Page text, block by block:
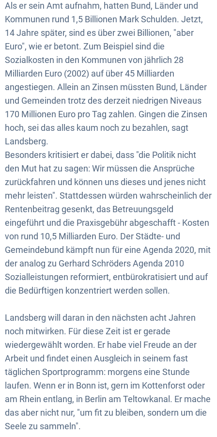
Als er sein Amt aufnahm, hatten Bund, Länder und
Kommunen rund 1,5 Billionen Mark Schulden. Jetzt,
14 Jahre später, sind es über zwei Billionen, "aber
Euro", wie er betont. Zum Beispiel sind die
Sozialkosten in den Kommunen von jährlich 28
Milliarden Euro (2002) auf über 45 Milliarden
angestiegen. Allein an Zinsen müssten Bund, Länder
und Gemeinden trotz des derzeit niedrigen Niveaus
170 Millionen Euro pro Tag zahlen. Gingen die Zinsen
hoch, sei das alles kaum noch zu bezahlen, sagt
Landsberg.
Besonders kritisiert er dabei, dass "die Politik nicht
den Mut hat zu sagen: Wir müssen die Ansprüche
zurückfahren und können uns dieses und jenes nicht
mehr leisten". Stattdessen würden wahrscheinlich der
Rentenbeitrag gesenkt, das Betreuungsgeld
eingeführt und die Praxisgebühr abgeschafft - Kosten
von rund 10,5 Milliarden Euro. Der Städte- und
Gemeindebund kämpft nun für eine Agenda 2020, mit
der analog zu Gerhard Schröders Agenda 2010
Sozialleistungen reformiert, entbürokratisiert und auf
die Bedürftigen konzentriert werden sollen.
Landsberg will daran in den nächsten acht Jahren
noch mitwirken. Für diese Zeit ist er gerade
wiedergewählt worden. Er habe viel Freude an der
Arbeit und findet einen Ausgleich in seinem fast
täglichen Sportprogramm: morgens eine Stunde
laufen. Wenn er in Bonn ist, gern im Kottenforst oder
am Rhein entlang, in Berlin am Teltowkanal. Er mache
das aber nicht nur, "um fit zu bleiben, sondern um die
Seele zu sammeln".